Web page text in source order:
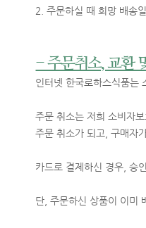
2. 주문하실 때 희망 배송
- 주문취소, 교환
인터넷 한국로하스식품는
주문 취소는 저희 소비자
주문 취소가 되고, 구매자
카드로 결제하신 경우, 승
단, 주문하신 상품이 이미